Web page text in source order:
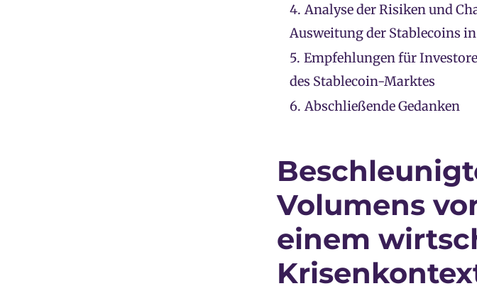
4. Analyse der Risiken und
Ausweitung der Stablecoins
5. Empfehlungen für
des Stablecoin-Marktes
6. Abschließende Gedanken
Volumens
einem